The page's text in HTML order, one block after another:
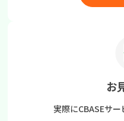
お
実際にCBASEサー